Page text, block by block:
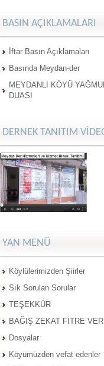
BASIN AÇIKLAMALARI
İftar Basın Açıklamaları
Basında Meydan-der
MEYDANLI KÖYÜ
DUASI
DERNEK TANITIM
YAN MENÜ
Köylülerimizden Şiirler
Sık Sorulan Sorular
TEŞEKKÜR
BAĞIŞ ZEKAT FİTRE
Dosyalar
Köyümüzden vefat edenler